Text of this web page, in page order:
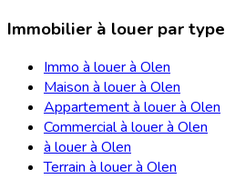
Immobilier à louer par type
Immo à louer à Olen
Maison à louer à Olen
Appartement à louer à Olen
Commercial à louer à Olen
à louer à Olen
Terrain à louer à Olen